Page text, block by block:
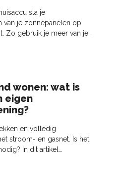
sla je
je zonnepanelen op
Zo gebruik je meer van je
wonen: wat is
eigen
en volledig
stroom- en gasnet. Is het
In dit artikel